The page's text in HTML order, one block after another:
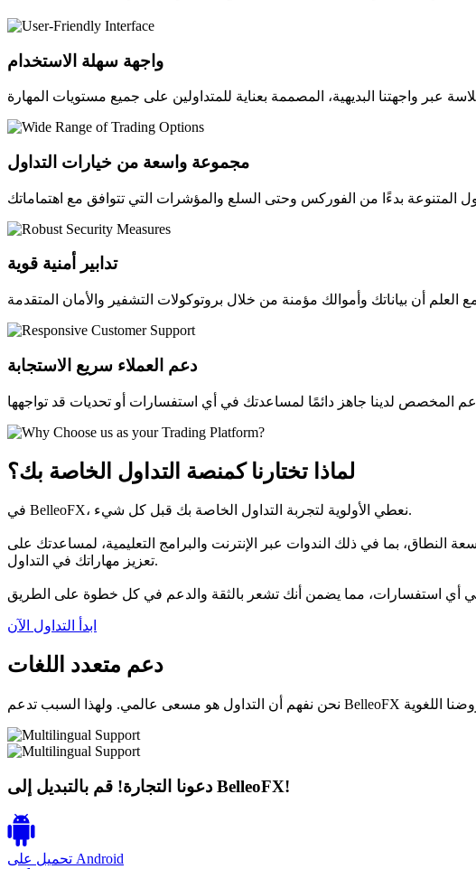
واجهة سهلة الاستخدام
مجموعة واسعة من خيارات التداول
تدابير أمنية قوية
دعم العملاء سريع الاستجابة
لماذا تختارنا كمنصة التداول الخاصة بك؟
في BelleoFX، نعطي الأولوية لتجربة التداول الخاصة بك قبل كل شيء.
النطاق، بما في ذلك الندوات عبر الإنترنت والبرامج التعليمية، لمساعدتك على
تعزيز مهاراتك في التداول.
ابدأ التداول الآن
دعم متعدد اللغات
دعونا التجارة! قم بالتبديل إلى BelleoFX!
Android